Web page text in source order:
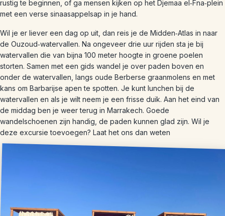
rustig te beginnen, of ga mensen kijken op het Djemaa el‑Fna‑plein
met een verse sinaasappelsap in je hand.
Wil je er liever een dag op uit, dan reis je de Midden‑Atlas in naar
de Ouzoud‑watervallen. Na ongeveer drie uur rijden sta je bij
watervallen die van bijna 100 meter hoogte in groene poelen
storten. Samen met een gids wandel je over paden boven en
onder de watervallen, langs oude Berberse graanmolens en met
kans om Barbarijse apen te spotten. Je kunt lunchen bij de
watervallen en als je wilt neem je een frisse duik. Aan het eind van
de middag ben je weer terug in Marrakech. Goede
wandelschoenen zijn handig, de paden kunnen glad zijn. Wil je
deze excursie toevoegen? Laat het ons dan weten